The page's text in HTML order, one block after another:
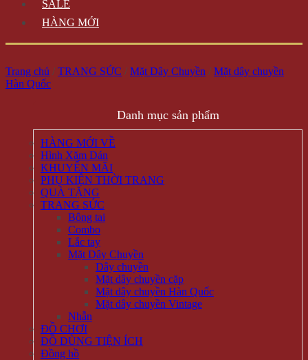
SALE
HÀNG MỚI
Trang chủ / TRANG SỨC / Mặt Dây Chuyền / Mặt dây chuyền
Hàn Quốc
Danh mục sản phẩm
HÀNG MỚI VỀ
Hình Xăm Dán
KHUYẾN MÃI
PHỤ KIỆN THỜI TRANG
QUÀ TẶNG
TRANG SỨC
Bông tai
Combo
Lắc tay
Mặt Dây Chuyền
Dây chuyền
Mặt dây chuyền cặp
Mặt dây chuyền Hàn Quốc
Mặt dây chuyền Vintage
Nhẫn
ĐỒ CHƠI
ĐỒ DÙNG TIỆN ÍCH
Đồng hồ